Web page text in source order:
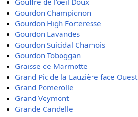
Gouffre de l'oeil Doux
Gourdon Champignon
Gourdon High Forteresse
Gourdon Lavandes
Gourdon Suicidal Chamois
Gourdon Toboggan
Graisse de Marmotte
Grand Pic de la Lauzière face Ouest
Grand Pomerolle
Grand Veymont
Grande Candelle